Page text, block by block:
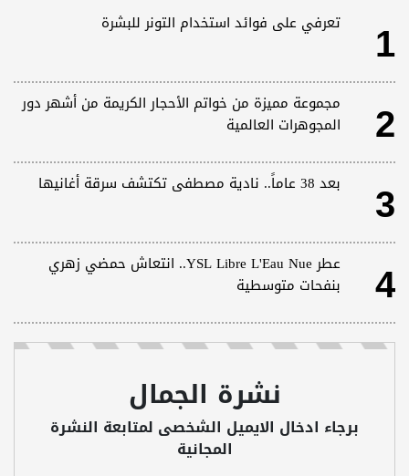
1 تعرفي على فوائد استخدام التونر للبشرة
2
مجموعة مميزة من خواتم الأحجار الكريمة من أشهر دور
المجوهرات العالمية
3 بعد 38 عاماً.. نادية مصطفى تكتشف سرقة أغانيها
4
عطر YSL Libre L'Eau Nue.. انتعاش حمضي زهري
بنفحات متوسطية
نشرة الجمال
برجاء ادخال الايميل الشخصى لمتابعة النشرة
المجانية